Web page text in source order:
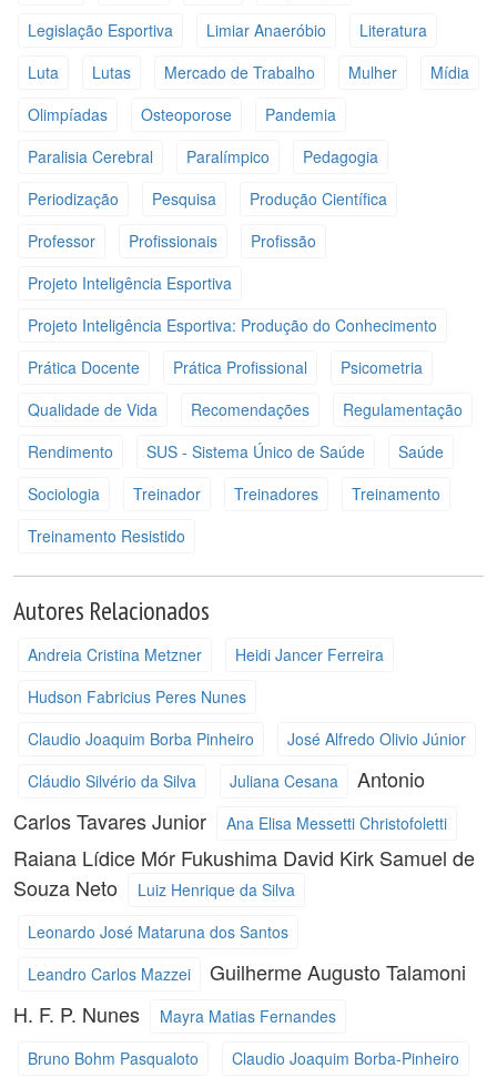
Legislação Esportiva
Limiar Anaeróbio
Literatura
Luta
Lutas Mercado de Trabalho Mulher
Mídia
Olimpíadas
Osteoporose
Pandemia
Paralisia Cerebral
Paralímpico
Pedagogia
Periodização
Pesquisa
Produção Científica
Professor
Profissionais
Profissão
Projeto Inteligência Esportiva
Projeto Inteligência Esportiva: Produção do Conhecimento
Prática Docente
Prática Profissional
Psicometria
Qualidade de Vida
Recomendações
Regulamentação
Rendimento
SUS - Sistema Único de Saúde
Saúde
Sociologia
Treinador Treinadores
Treinamento
Treinamento Resistido
Autores Relacionados
Andreia Cristina Metzner
Heidi Jancer Ferreira
Hudson Fabricius Peres Nunes
Claudio Joaquim Borba Pinheiro
José Alfredo Olivio Júnior
Cláudio Silvério da Silva
Juliana Cesana
Antonio
Carlos Tavares Junior
Ana Elisa Messetti Christofoletti
Raiana Lídice Mór Fukushima David Kirk Samuel de
Souza Neto
Luiz Henrique da Silva
Leonardo José Mataruna dos Santos
Leandro Carlos Mazzei
Guilherme Augusto Talamoni
H. F. P. Nunes
Mayra Matias Fernandes
Bruno Bohm Pasqualoto
Claudio Joaquim Borba-Pinheiro